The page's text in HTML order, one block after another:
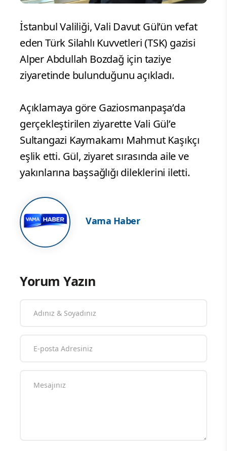
İstanbul Valiliği, Vali Davut Gül’ün vefat
eden Türk Silahlı Kuvvetleri (TSK) gazisi
Alper Abdullah Bozdağ için taziye
ziyaretinde bulunduğunu açıkladı.
Açıklamaya göre Gaziosmanpaşa’da
gerçekleştirilen ziyarette Vali Gül’e
Sultangazi Kaymakamı Mahmut Kaşıkçı
eşlik etti. Gül, ziyaret sırasında aile ve
yakınlarına başsağlığı dileklerini iletti.
Vama Haber
Yorum Yazın